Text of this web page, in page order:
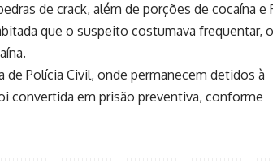
de crack, além de porções de cocaína e
que o suspeito costumava frequentar,
Polícia Civil, onde permanecem detidos à
convertida em prisão preventiva, conforme